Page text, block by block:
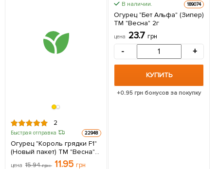
2
Быстрая отправка 22948
Огурец "Король грядки F1"
(Новый пакет) ТМ "Весна"
цена 15.94грн 11.95 грн
В наличии. 189074
Огурец "Бет Альфа" (Зипер)
ТМ "Весна" 2г
цена 23.7 грн
- +
КУПИТЬ
+0.95 грн бонусов за покупку